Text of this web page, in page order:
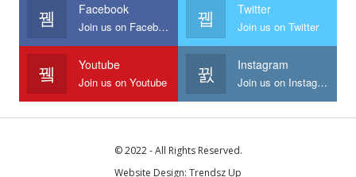
Facebook
Join us on Facebook
Twitter
Join us on Twitter
Youtube
Join us on Youtube
Instagram
Join us on Instagram
© 2022 - All Rights Reserved.
Website Design: Trendsz Up